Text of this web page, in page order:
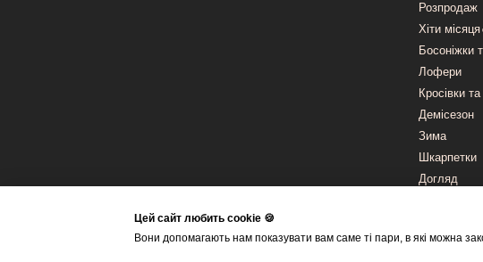
Розпродаж
Хіти
Босоніжки
Лофери
Кросівки
Демісезон
Зима
Шкарпетки
Догляд
Цей сайт любить cookie 🍪
Вони допомагають нам показувати вам саме ті пари, в які можна